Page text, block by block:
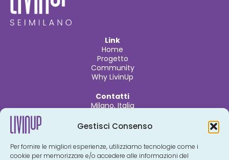
Gestisci Consenso
Per fornire le migliori esperienze, utilizziamo tecnologie come i
cookie per memorizzare e/o accedere alle informazioni del
Link
Home
Progetto
Community
Why LivinUp
Contatti
Milano, Italia
ADVISORY & AGENCY​